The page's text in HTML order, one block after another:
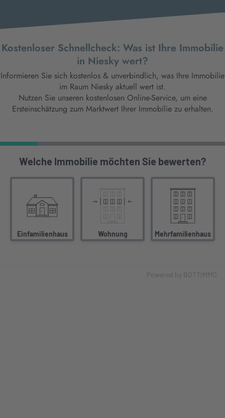
Kostenloser Schnellcheck: Was ist Ihre Immobilie
in Niesky wert?
Informieren Sie sich kostenlos & unverbindlich, was Ihre Immobilie
im Raum Niesky aktuell wert ist.
Nutzen Sie unseren kostenlosen Online-Service, um eine
Ersteinschätzung zum Marktwert Ihrer Immobilie zu erhalten.